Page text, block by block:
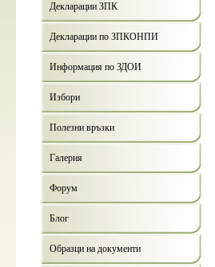
Декларации ЗПК
Декларации по ЗПКОНПИ
Информация по ЗДОИ
Избори
Полезни връзки
Галерия
Форум
Блог
Образци на документи